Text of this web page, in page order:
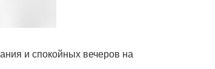
и спокойных вечеров на